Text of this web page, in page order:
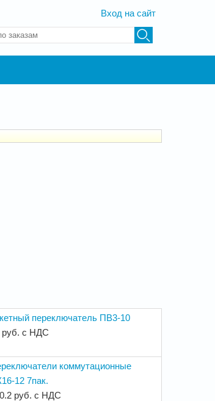
Вход на сайт
ключевые слова для поиска
переключатель ПВ3-10
руб. с НДС
коммутационные
12 7пак.
руб. с НДС